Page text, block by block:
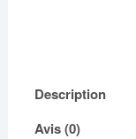
Description
Avis (0)